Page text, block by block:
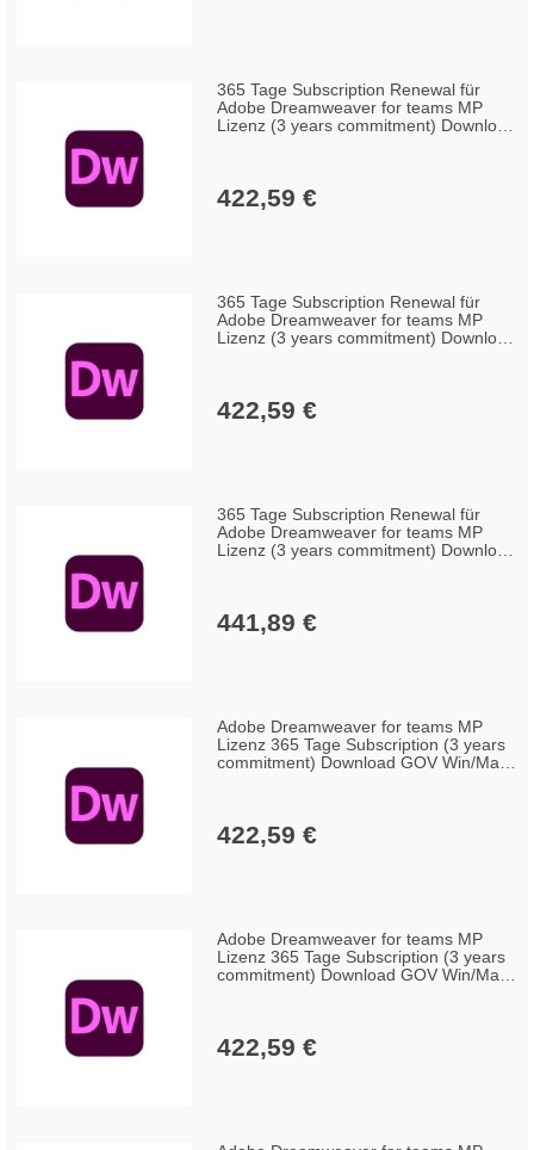
365 Tage Subscription Renewal für
Adobe Dreamweaver for teams MP
Lizenz (3 years commitment) Download
422,59 €
365 Tage Subscription Renewal für
Adobe Dreamweaver for teams MP
Lizenz (3 years commitment) Download
422,59 €
365 Tage Subscription Renewal für
Adobe Dreamweaver for teams MP
Lizenz (3 years commitment) Download
441,89 €
Adobe Dreamweaver for teams MP
Lizenz 365 Tage Subscription (3 years
commitment) Download GOV Win/Mac,
422,59 €
Adobe Dreamweaver for teams MP
Lizenz 365 Tage Subscription (3 years
commitment) Download GOV Win/Mac,
422,59 €